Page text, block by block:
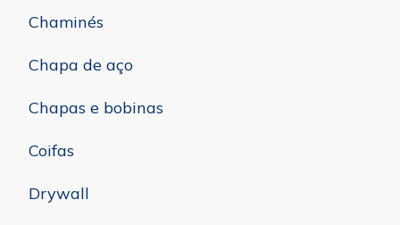
Chaminés
Chapa de aço
Chapas e bobinas
Coifas
Drywall